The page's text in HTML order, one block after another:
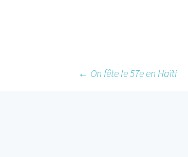
← On fête le 57e en Haïti